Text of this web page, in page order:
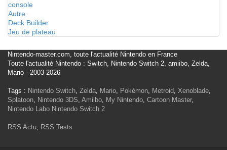
console
Autre
Deck Builder
Jeu de plateau
Nintendo-master.com, toute l'actualité Nintendo en France
Toute l'actualité Nintendo : Switch, Nintendo Switch 2, amiibo, Zelda,
Mario - 2003-2026
Tags : Nintendo Switch, Zelda, Mario, Pokémon, Metroid, Xenoblade,
Splatoon, Nintendo 3DS, Amiibo, My Nintendo, Cartoon Master,
Nintendo Labo Nintendo Switch 2
RSS Actu, RSS Tests